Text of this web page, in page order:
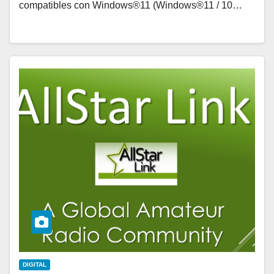
compatibles con Windows®11 (Windows®11 / 10…
DIGITAL